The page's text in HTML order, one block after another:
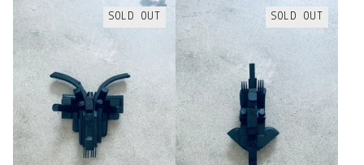
SOLD OUT SOLD OUT